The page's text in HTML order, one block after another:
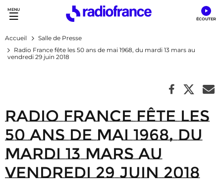
Accès direct :
Menu principal
Contenu
Accueil
Salle de Presse
Radio France fête les 50 ans de mai 1968, du mardi 13 mars au
vendredi 29 juin 2018
Radio France fête les
50 ans de mai 1968, du
mardi 13 mars au
vendredi 29 juin 2018